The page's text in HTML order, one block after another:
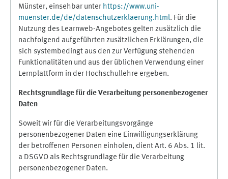
Münster, einsehbar unter https://www.uni-
muenster.de/de/datenschutzerklaerung.html. Für die
Nutzung des Learnweb-Angebotes gelten zusätzlich die
nachfolgend aufgeführten zusätzlichen Erklärungen, die
sich systembedingt aus den zur Verfügung stehenden
Funktionalitäten und aus der üblichen Verwendung einer
Lernplattform in der Hochschullehre ergeben.
Rechtsgrundlage für die Verarbeitung personenbezogener
Daten
Soweit wir für die Verarbeitungsvorgänge
personenbezogener Daten eine Einwilligungserklärung
der betroffenen Personen einholen, dient Art. 6 Abs. 1 lit.
a DSGVO als Rechtsgrundlage für die Verarbeitung
personenbezogener Daten.